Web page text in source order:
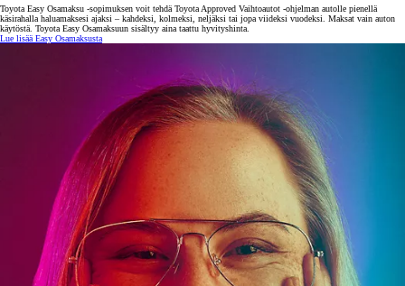
Toyota Easy Osamaksu -sopimuksen voit tehdä Toyota Approved Vaihtoautot -ohjelman autolle pienellä
käsirahalla haluamaksesi ajaksi – kahdeksi, kolmeksi, neljäksi tai jopa viideksi vuodeksi. Maksat vain auton
käytöstä. Toyota Easy Osamaksuun sisältyy aina taattu hyvityshinta.
Lue lisää Easy Osamaksusta